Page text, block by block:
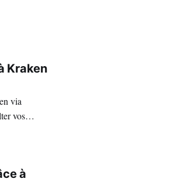
Kraken
via
vos
à